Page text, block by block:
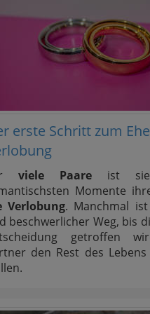
erste Schritt zum
viele Paare ist
Momente
Verlobung. Manchmal
beschwerlicher Weg, bis
getroffen
den Rest des